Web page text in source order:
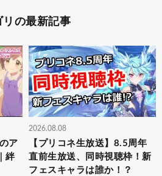
リの最新記事
ア
絆
2026.08.08
【プリコネ生放送】8.5周年
直前生放送、同時視聴枠！新
フェスキャラは誰か！？